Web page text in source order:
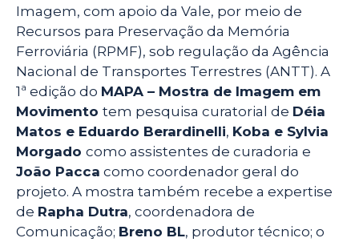
Imagem, com apoio da Vale, por meio de
Recursos para Preservação da Memória
Ferroviária (RPMF), sob regulação da Agência
Nacional de Transportes Terrestres (ANTT). A
1ª edição do MAPA – Mostra de Imagem em
Movimento tem pesquisa curatorial de Déia
Matos e Eduardo Berardinelli, Koba e Sylvia
Morgado como assistentes de curadoria e
João Pacca como coordenador geral do
projeto. A mostra também recebe a expertise
de Rapha Dutra, coordenadora de
Comunicação; Breno BL, produtor técnico; o